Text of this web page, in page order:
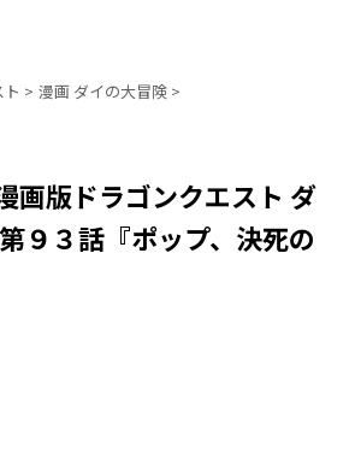
> 漫画 ダイの大冒険 >
画版ドラゴンクエスト ダ
９３話『ポップ、決死の